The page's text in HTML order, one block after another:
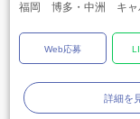
福岡 博多・中洲 キ
Web応募
詳細を